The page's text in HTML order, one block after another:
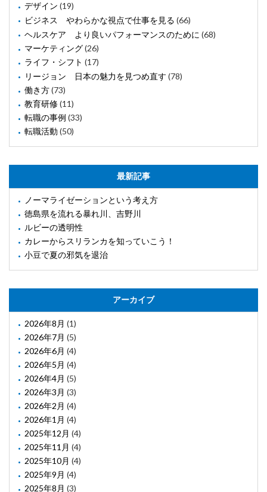
デザイン (19)
ビジネス やわらかな視点で仕事を見る (66)
ヘルスケア より良いパフォーマンスのために (68)
マーケティング(26)
ライフ・シフト (17)
リージョン 日本の魅力を見つめ直す (78)
働き方(73)
教育研修(11)
転職の事例 (33)
転職活動 (50)
最新記事
ノーマライゼーションという考え方
徳島県を流れる暴れ川、吉野川
ルビーの透明性
カレーからスリランカを知っていこう！
小豆で夏の邪気を退治
アーカイブ
2026年8月 (1)
2026年7月 (5)
2026年6月 (4)
2026年5月 (4)
2026年4月 (5)
2026年3月 (3)
2026年2月 (4)
2026年1月 (4)
2025年12月 (4)
2025年11月 (4)
2025年10月 (4)
2025年9月 (4)
2025年8月 (3)